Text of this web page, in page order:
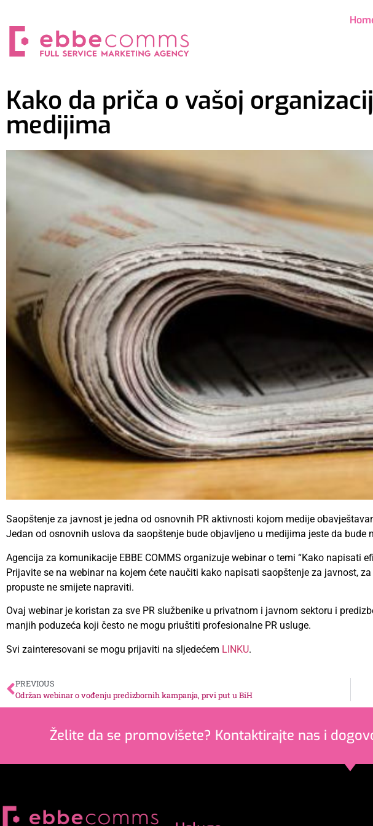
Kako da priča o vašoj
medijima
Saopštenje za javnost je jedna od osnovnih PR aktivnosti kojom medije
Jedan od osnovnih uslova da saopštenje bude objavljeno u medijima jeste da
Agencija za komunikacije EBBE COMMS organizuje webinar o temi “Kako napisati
Prijavite se na webinar na kojem ćete naučiti kako napisati saopštenje za javnost,
propuste ne smijete napraviti.
Ovaj webinar je koristan za sve PR službenike u privatnom i javnom sektoru i
manjih poduzeća koji često ne mogu priuštiti profesionalne PR usluge.
Svi zainteresovani se mogu prijaviti na sljedećem LINKU.
PREVIOUS
Održan webinar o vođenju predizbornih kampanja, prvi put u BiH
Želite da se promovišete? Kontaktirajte nas i